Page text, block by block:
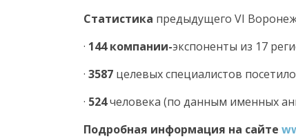
Статистика предыдущего VI
· 144 компании-экспоненты из 17
· 3587 целевых специалистов
· 524человека (по данным именных
Подробная информация на сайте